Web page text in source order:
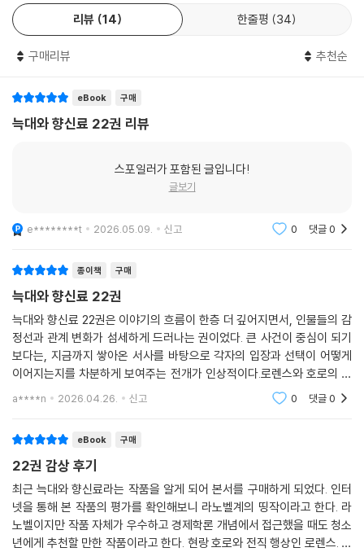
리뷰 14 한줄평 34
구매리뷰 추천순
eBook 구매
늑대와 향신료 22권 리뷰
스포일러가 포함된 글입니다!
글보기
e********t 2026.05.09. 신고 0 댓글0
종이책 구매
늑대와 향신료 22권
늑대와 향신료 22권은 이야기의 흐름이 한층 더 깊어지면서, 인물들의 감
정선과 관계 변화가 섬세하게 드러나는 권이었다. 큰 사건이 중심이 되기
보다는, 지금까지 쌓아온 서사를 바탕으로 각자의 입장과 선택이 어떻게
이어지는지를 차분하게 보여주는 전개가 인상적이다.로렌스와 호로의 대
화는 여전히 이 작품의 핵심적인 매력으로, 가볍게 주고받는 말 속에서도
a****n 2026.04.26. 신고 0 댓글0
eBook 구매
22권 감상 후기
최근 늑대와 향신료라는 작품을 알게 되어 본서를 구매하게 되었다. 인터
넷을 통해 본 작품의 평가를 확인해보니 라노벨계의 띵작이라고 한다. 라
노벨이지만 작품 자체가 우수하고 경제학론 개념에서 접근했을 때도 청소
년에게 추천할 만한 작품이라고 한다. 현랑 호로와 전직 행상인 로렌스. 그